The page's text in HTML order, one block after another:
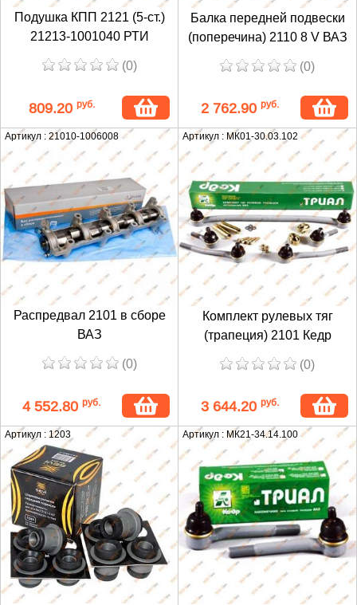
Подушка КПП 2121 (5-ст.)
21213-1001040 РТИ
(0)
809.20 руб.
Балка передней подвески
(поперечина) 2110 8 V ВАЗ
(0)
2 762.90 руб.
Артикул : 21010-1006008
Распредвал 2101 в сборе
ВАЗ
(0)
4 552.80 руб.
Артикул : МК01-30.03.102
Комплект рулевых тяг
(трапеция) 2101 Кедр
(0)
3 644.20 руб.
Артикул : 1203 Артикул : МК21-34.14.100